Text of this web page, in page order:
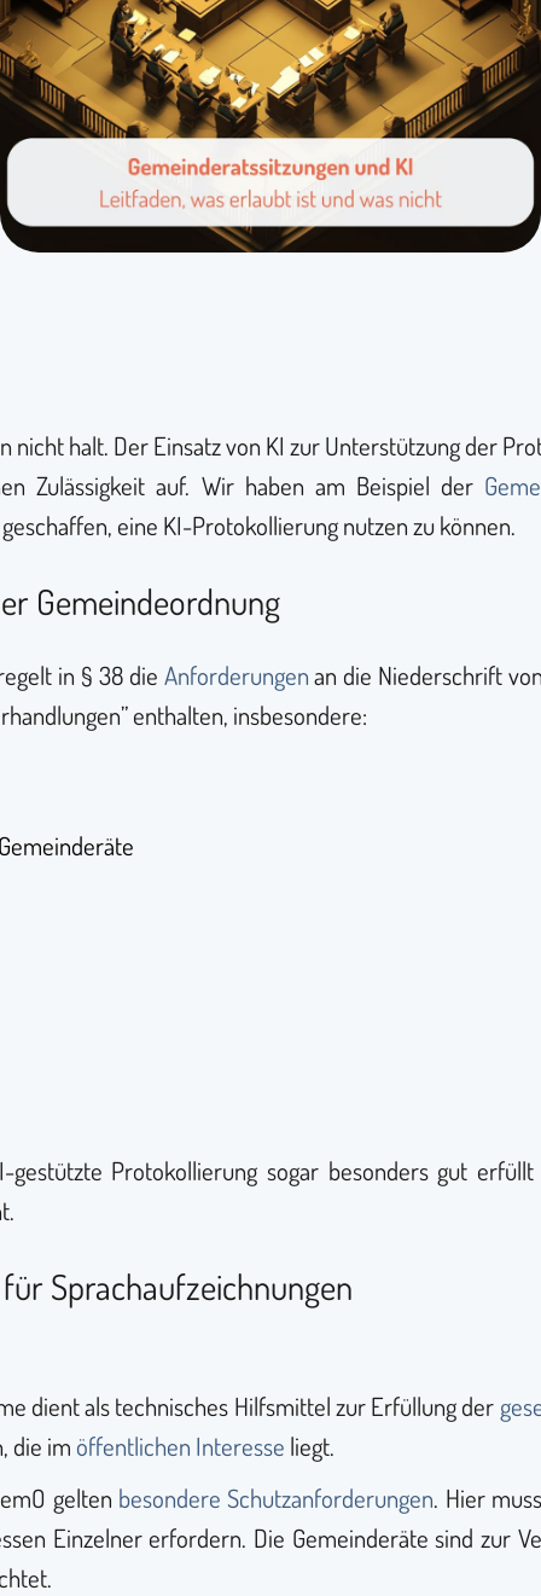
nicht halt. Der Einsatz von KI zur Unterstützung der
Zulässigkeit auf. Wir haben am Beispiel der
eine KI-Protokollierung nutzen zu können.
Gemeindeordnung
in § 38 die Anforderungenan die Niederschrift
enthalten, insbesondere:
Protokollierung sogar besonders gut
Sprachaufzeichnungen
dient als technisches Hilfsmittel zur Erfüllung der
die im öffentlichen Interesse liegt.
gelten besondere Schutzanforderungen. Hier
Einzelner erfordern. Die Gemeinderäte sind zur